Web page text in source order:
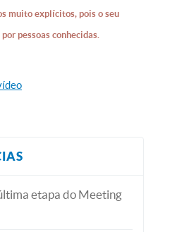
muito explícitos, pois o seu
pessoas conhecidas.
etapa do Meeting